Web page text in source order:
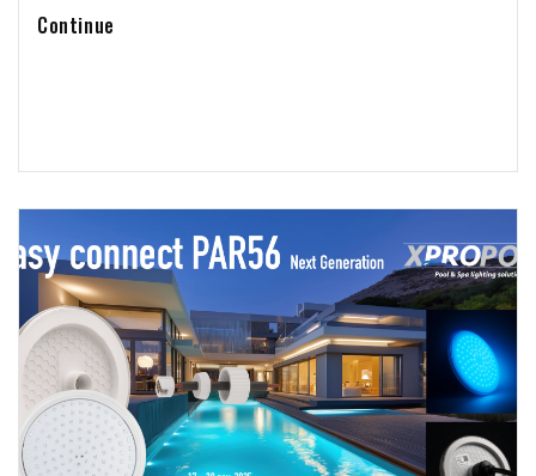
PAR56 antiguas o halógenas. La actualización no tiene por qué ser un
Continue